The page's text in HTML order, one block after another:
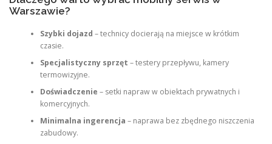
Warszawie?
Szybki dojazd – technicy docierają na miejsce w krótkim
czasie.
Specjalistyczny sprzęt – testery przepływu, kamery
termowizyjne.
Doświadczenie – setki napraw w obiektach prywatnych i
komercyjnych.
Minimalna ingerencja – naprawa bez zbędnego niszczenia
zabudowy.